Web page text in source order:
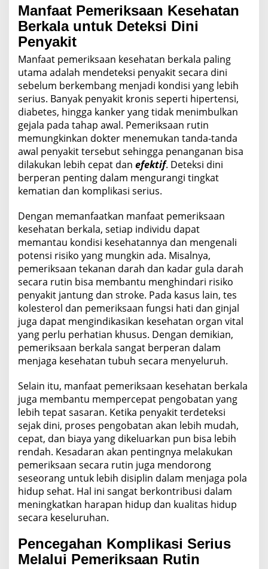
Manfaat Pemeriksaan Kesehatan
Berkala untuk Deteksi Dini
Penyakit
Manfaat pemeriksaan kesehatan berkala paling
utama adalah mendeteksi penyakit secara dini
sebelum berkembang menjadi kondisi yang lebih
serius. Banyak penyakit kronis seperti hipertensi,
diabetes, hingga kanker yang tidak menimbulkan
gejala pada tahap awal. Pemeriksaan rutin
memungkinkan dokter menemukan tanda-tanda
awal penyakit tersebut sehingga penanganan bisa
dilakukan lebih cepat dan efektif. Deteksi dini
berperan penting dalam mengurangi tingkat
kematian dan komplikasi serius.
Dengan memanfaatkan manfaat pemeriksaan
kesehatan berkala, setiap individu dapat
memantau kondisi kesehatannya dan mengenali
potensi risiko yang mungkin ada. Misalnya,
pemeriksaan tekanan darah dan kadar gula darah
secara rutin bisa membantu menghindari risiko
penyakit jantung dan stroke. Pada kasus lain, tes
kolesterol dan pemeriksaan fungsi hati dan ginjal
juga dapat mengindikasikan kesehatan organ vital
yang perlu perhatian khusus. Dengan demikian,
pemeriksaan berkala sangat berperan dalam
menjaga kesehatan tubuh secara menyeluruh.
Selain itu, manfaat pemeriksaan kesehatan berkala
juga membantu mempercepat pengobatan yang
lebih tepat sasaran. Ketika penyakit terdeteksi
sejak dini, proses pengobatan akan lebih mudah,
cepat, dan biaya yang dikeluarkan pun bisa lebih
rendah. Kesadaran akan pentingnya melakukan
pemeriksaan secara rutin juga mendorong
seseorang untuk lebih disiplin dalam menjaga pola
hidup sehat. Hal ini sangat berkontribusi dalam
meningkatkan harapan hidup dan kualitas hidup
secara keseluruhan.
Pencegahan Komplikasi Serius
Melalui Pemeriksaan Rutin